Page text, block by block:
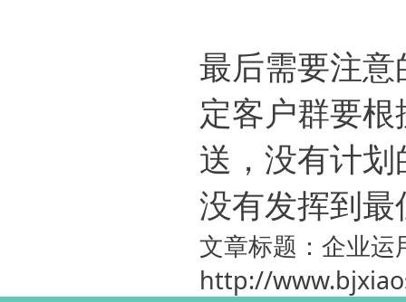
最后需要注
定客户群要
送，没有计
没有发挥到最
文章标题：企业运
http://